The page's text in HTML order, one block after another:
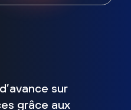
sur
grâce aux